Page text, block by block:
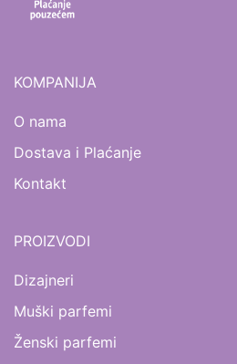
KOMPANIJA
O nama
Dostava i Plaćanje
Kontakt
PROIZVODI
Dizajneri
Muški parfemi
Ženski parfemi